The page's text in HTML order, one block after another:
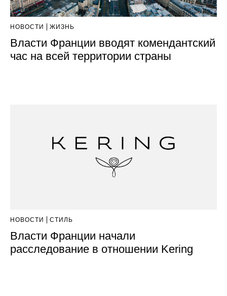
НОВОСТИ ЖИЗНЬ
Власти Франции вводят комендантский
час на всей территории страны
НОВОСТИ СТИЛЬ
Власти Франции начали
расследование в отношении Kering